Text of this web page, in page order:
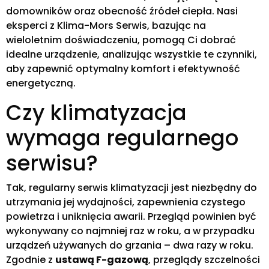
domowników oraz obecność źródeł ciepła. Nasi
eksperci z Klima-Mors Serwis, bazując na
wieloletnim doświadczeniu, pomogą Ci dobrać
idealne urządzenie, analizując wszystkie te czynniki,
aby zapewnić optymalny komfort i efektywność
energetyczną.
Czy klimatyzacja
wymaga regularnego
serwisu?
Tak, regularny serwis klimatyzacji jest niezbędny do
utrzymania jej wydajności, zapewnienia czystego
powietrza i uniknięcia awarii. Przegląd powinien być
wykonywany co najmniej raz w roku, a w przypadku
urządzeń używanych do grzania – dwa razy w roku.
Zgodnie z ustawą F-gazową, przeglądy szczelności